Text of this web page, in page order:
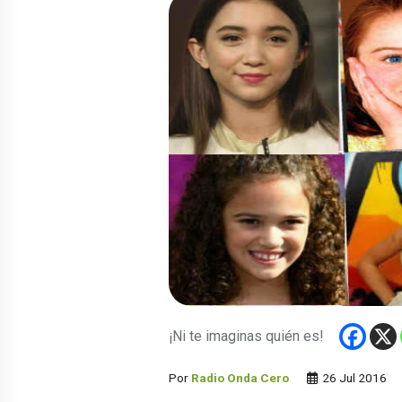
¡Ni te imaginas quién es!
Por Radio Onda Cero 26 Jul 2016